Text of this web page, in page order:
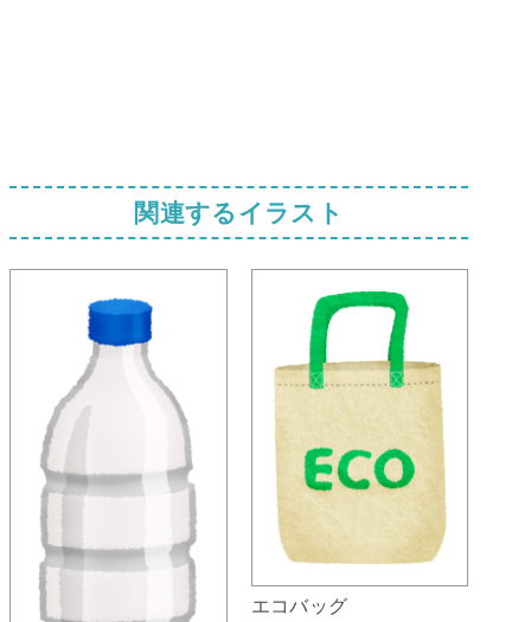
関連するイラスト
エコバッグ